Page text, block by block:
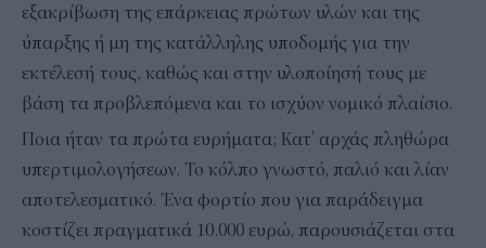
εξακρίβωση της επάρκειας πρώτων υλών και της
ύπαρξης ή μη της κατάλληλης υποδομής για την
εκτέλεσή τους, καθώς και στην υλοποίησή τους με
βάση τα προβλεπόμενα και το ισχύον νομικό πλαίσιο.
Ποια ήταν τα πρώτα ευρήματα; Κατ’ αρχάς πληθώρα
υπερτιμολογήσεων. Το κόλπο γνωστό, παλιό και λίαν
αποτελεσματικό. Ένα φορτίο που για παράδειγμα
κοστίζει πραγματικά 10.000 ευρώ, παρουσιάζεται στα